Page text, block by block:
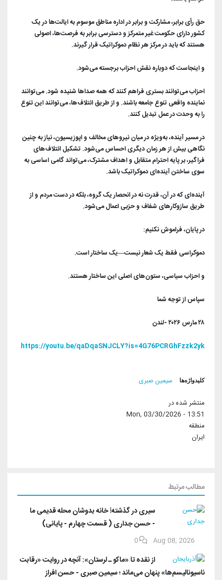
حق رأی برابر، مشارکت و برابر در اداره مناطق موسوم به ایالت‌ها در یک
کشور دارای حکومت غیر متمرکز و دسترسی برابر به فرصت‌ها، اصولی
هستند که باید در مرکز هر نظام دموکراتیک قرار گیرند.
و اینجاست که دوباره نقش احزاب برجسته می‌شود.
احزاب می‌توانند بستری فراهم کنند که همه صداها شنیده شود. می‌توانند
نماینده واقعی تنوع جامعه باشند. و از طریق ائتلاف‌ها، می‌توانند این تنوع
را به وحدت در عمل تبدیل کنند.
در مسیر آینده، به‌ویژه در میان نیروهای مخالف و اپوزیسیون، نیاز به چنین
نگاهی بیش از هر زمان دیگری احساس می‌شود. تشکیل ائتلاف‌های
فراگیر، بر پایه احترام متقابل و اهداف مشترک، می‌تواند گامی اساسی به
سوی ساختن آینده‌ای دموکراتیک باشد.
آینده‌ای که در آن، قدرت نه در انحصار یک گروه، بلکه در دست مردم و از
طریق سازوکارهای شفاف و حزبی اعمال می‌شود.
در پایان، فراموش نکنیم:
دموکراسی فقط یک شعار نیست—یک ساختار است.
و احزاب سیاسی، ستون‌های اصلی این ساختار هستند.
سپاس از توجه شما
۲۸ مارس ۲۰۲۶ -لندن
https://youtu.be/qaDqaSNJCLY?is=4G76PCRGhFzzk2yk
کلیدواژه‌ها سیمین صبری
منتشر شده در
Mon, 03/30/2026 - 13:51
منطقه
ایران
مطالب مرتبط
سیری در گذشته! خانه بدوشان محله قدیمی ما
- حسن جداری ( قسمت چهارم - پایانی)
Aug 08, 2026
0
از نقده تا «ماکو ـ لرستان»: آنچه در روایت «رقابت
ناسیونالیسم‌ها» پنهان می‌ماند ؛ سیمین صبری - حسن افراز